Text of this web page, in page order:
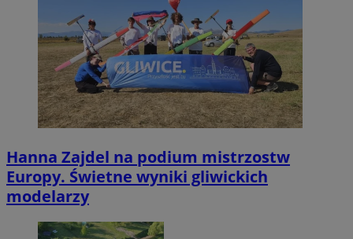
Hanna Zajdel na podium mistrzostw
Europy. Świetne wyniki gliwickich
modelarzy